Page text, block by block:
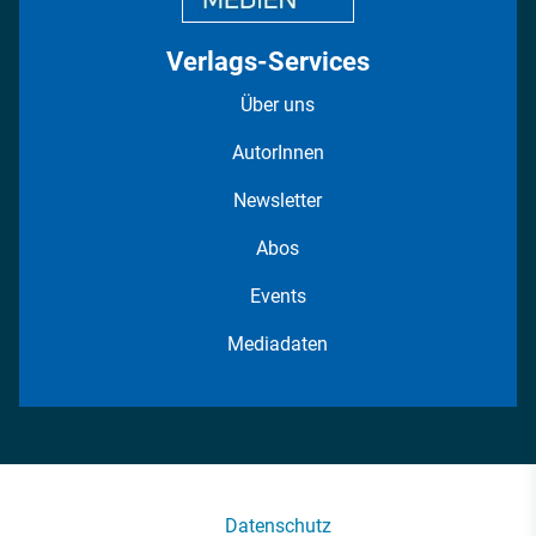
Verlags-Services
Über uns
AutorInnen
Newsletter
Abos
Events
Mediadaten
Datenschutz